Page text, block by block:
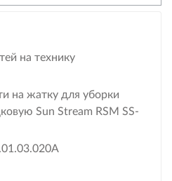
на технику
на жатку для уборки
Sun Stream RSM SS-